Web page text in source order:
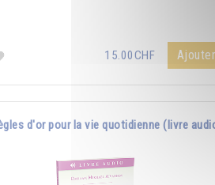
15.00CHF Ajouter
d'or pour la vie quotidienne (livre